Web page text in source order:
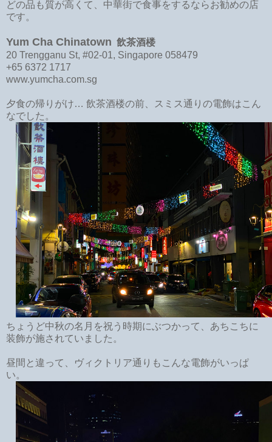
どの品も質が高くて、中華街で食事をするならお勧めの店
です。
Yum Cha Chinatown 飲茶酒楼
20 Trengganu St, #02-01, Singapore 058479
+65 6372 1717
www.yumcha.com.sg
夕食の帰りがけ… 飲茶酒楼の前、スミス通りの電飾はこん
なでした。
ちょうど中秋の名月を祝う時期にぶつかって、あちこちに
装飾が施されていました。
昼間と違って、ヴィクトリア通りもこんな電飾がいっぱ
い。